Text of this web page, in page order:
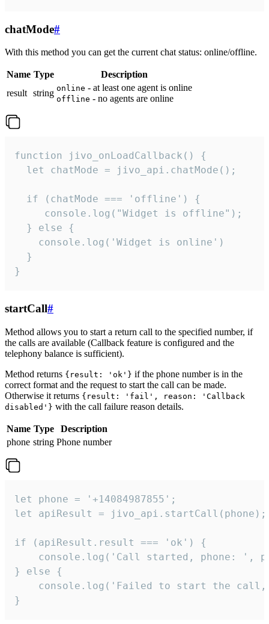
chatMode#
With this method you can get the current chat status: online/offline.
Name Type
Description
result string online - at least one agent is online
offline - no agents are online
function jivo_onLoadCallback() {
  let chatMode = jivo_api.chatMode();
  if (chatMode === 'offline') {
     console.log("Widget is offline");
  } else {
    console.log('Widget is online')
  }
}
startCall#
Method allows you to start a return call to the specified number, if
the calls are available (Callback feature is configured and the
telephony balance is sufficient).
Method returns {result: 'ok'} if the phone number is in the
correct format and the request to start the call can be made.
Otherwise it returns {result: 'fail', reason: 'Callback
disabled'} with the call failure reason details.
Name Type
Description
phone string Phone number
let phone = '+14084987855';
let apiResult = jivo_api.startCall(phone);
if (apiResult.result === 'ok') {
console.log('Call started, phone: ',
} else {
console.log('Failed to start the
}